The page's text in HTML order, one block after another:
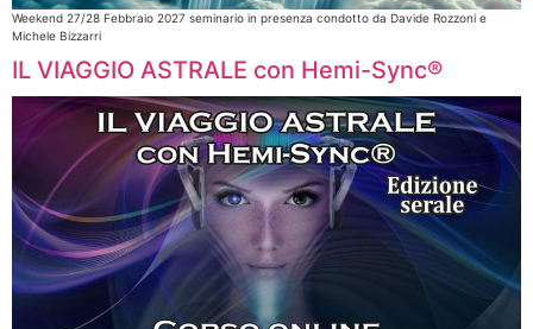
Weekend 27/28 Febbraio 2027 seminario in presenza condotto da Davide Rozzoni e
Michele Bizzarri​
IL VIAGGIO ASTRALE con Hemi-Sync®